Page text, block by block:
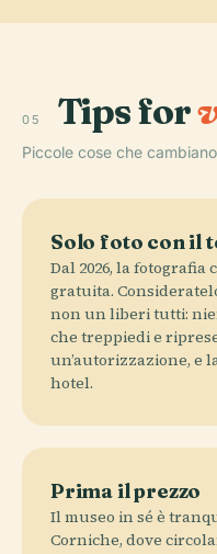
05 Tips for
Piccole cose che
Solo foto con il
Dal 2026, la
gratuita.
non un liberi tutti:
che treppiedi e
un’autorizzazione, e
hotel.
Prima il prezzo
Il museo in sé è
Corniche, dove